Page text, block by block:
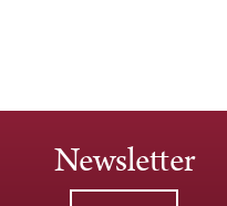
Newsletter